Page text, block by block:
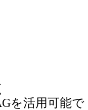
を活用可能で